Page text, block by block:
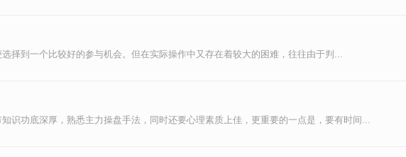
择到一个比较好的参与机会。但在实际操作中又存在着较大的困难，往往由于判...
识功底深厚，熟悉主力操盘手法，同时还要心理素质上佳，更重要的一点是，要有时间...